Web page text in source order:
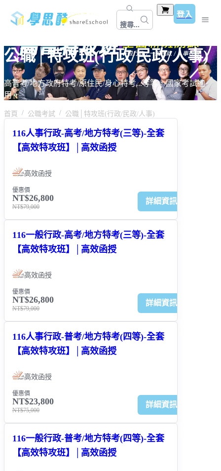
搜尋...
登入
公職│特攻班(行政/民政/人事)
高普考/地方政府特考/原住民/身心特考...等等，國家考試適
用。
首頁 公職考試 公職│特攻班(行政/民政/人事)
116人事行政-高考/地方特考(三等)-全套
【高效特攻班】│高效函授
高效函授
優惠價
NT$26,800
NT$79,000
詳細資訊
116一般行政-高考/地方特考(三等)-全套
【高效特攻班】│高效函授
高效函授
優惠價
NT$26,800
NT$79,000
詳細資訊
116人事行政-普考/地方特考(四等)-全套
【高效特攻班】│高效函授
高效函授
優惠價
NT$23,800
NT$75,000
詳細資訊
116一般行政-普考/地方特考(四等)-全套
【高效特攻班】│高效函授